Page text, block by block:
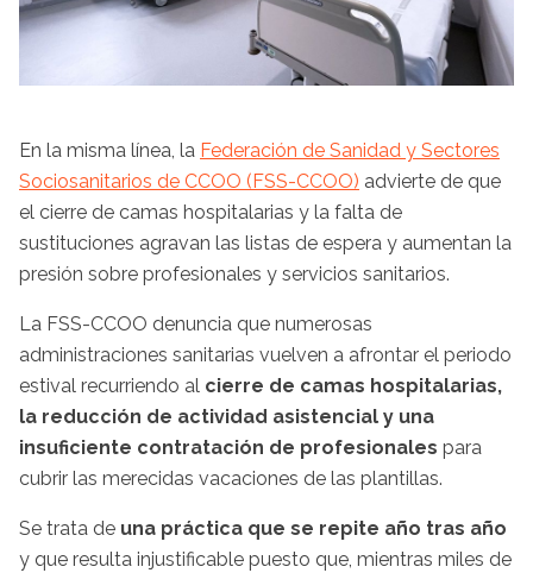
En la misma línea, la Federación de Sanidad y Sectores
Sociosanitarios de CCOO (FSS-CCOO) advierte de que
el cierre de camas hospitalarias y la falta de
sustituciones agravan las listas de espera y aumentan la
presión sobre profesionales y servicios sanitarios.
La FSS-CCOO denuncia que numerosas
administraciones sanitarias vuelven a afrontar el periodo
estival recurriendo al cierre de camas hospitalarias,
la reducción de actividad asistencial y una
insuficiente contratación de profesionales para
cubrir las merecidas vacaciones de las plantillas.
Se trata de una práctica que se repite año tras año
y que resulta injustificable puesto que, mientras miles de